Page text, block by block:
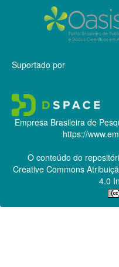
Suportado por
Empresa Brasileira de
https://
O conteúdo do
Creative Commons
4.0